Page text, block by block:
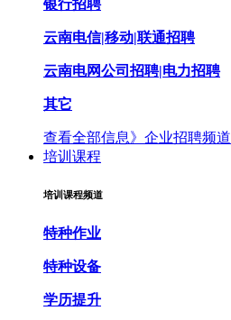
银行招聘
云南电信|移动|联通招聘
云南电网公司招聘|电力招聘
其它
查看全部信息》 企业招聘频道
培训课程
培训课程频道
特种作业
特种设备
学历提升